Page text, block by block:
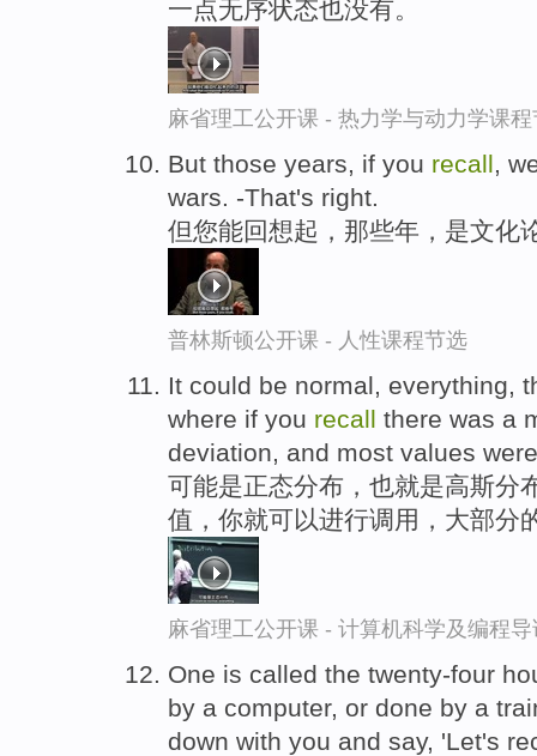
一点无序状态也没有。
麻省理工公开课 - 热力学与动力学课
But those years, if you recall,
wars. -That's right.
但您能回想起，那些年，是文化
普林斯顿公开课 - 人性课程节选
It could be normal, everything,
where if you recall there was a
deviation, and most values
可能是正态分布，也就是高斯分
值，你就可以进行调用，大部分
麻省理工公开课 - 计算机科学及编程
One is called the twenty-four
by a computer, or done by a
down with you and say, 'Let's